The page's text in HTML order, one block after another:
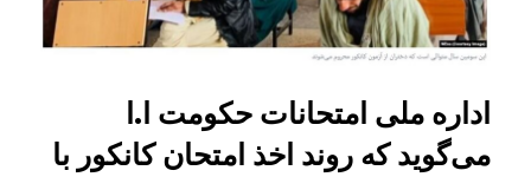
اداره ملی امتحانات حکومت ا.ا
می‌گوید که روند اخذ امتحان کانکور با